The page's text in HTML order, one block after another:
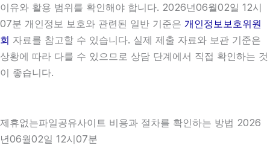
이유와 활용 범위를 확인해야 합니다. 2026년06월02일 12시
07분 개인정보 보호와 관련된 일반 기준은 개인정보보호위원
회 자료를 참고할 수 있습니다. 실제 제출 자료와 보관 기준은
상황에 따라 다를 수 있으므로 상담 단계에서 직접 확인하는 것
이 좋습니다.
제휴없는파일공유사이트 비용과 절차를 확인하는 방법 2026
년06월02일 12시07분